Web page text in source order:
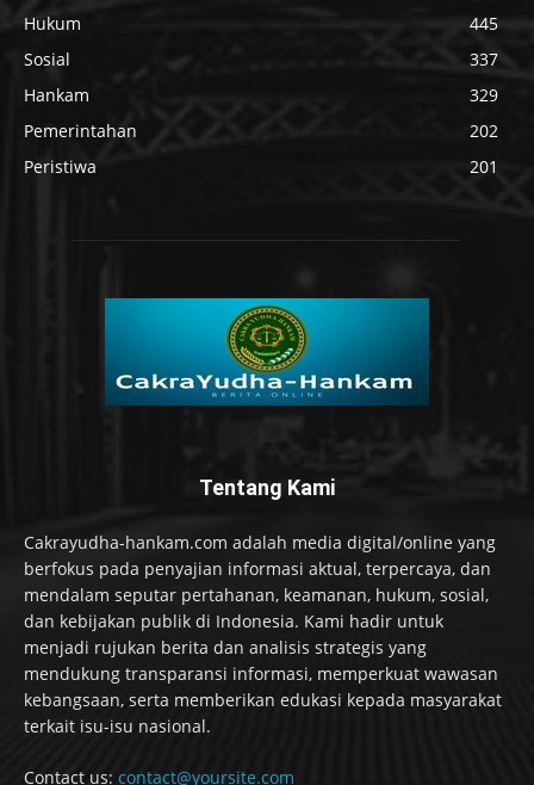
Hukum
445
Sosial
337
Hankam
329
Pemerintahan
202
Peristiwa
201
Tentang Kami
Cakrayudha-hankam.com adalah media digital/online yang
berfokus pada penyajian informasi aktual, terpercaya, dan
mendalam seputar pertahanan, keamanan, hukum, sosial,
dan kebijakan publik di Indonesia. Kami hadir untuk
menjadi rujukan berita dan analisis strategis yang
mendukung transparansi informasi, memperkuat wawasan
kebangsaan, serta memberikan edukasi kepada masyarakat
terkait isu-isu nasional.
Contact us: contact@yoursite.com